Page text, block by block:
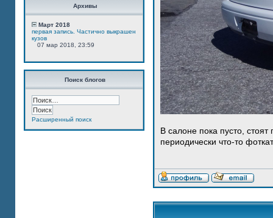
Архивы
Март 2018
первая запись. Частично выкрашен
кузов
07 мар 2018, 23:59
Поиск блогов
Расширенный поиск
В салоне пока пусто,
периодически что-то